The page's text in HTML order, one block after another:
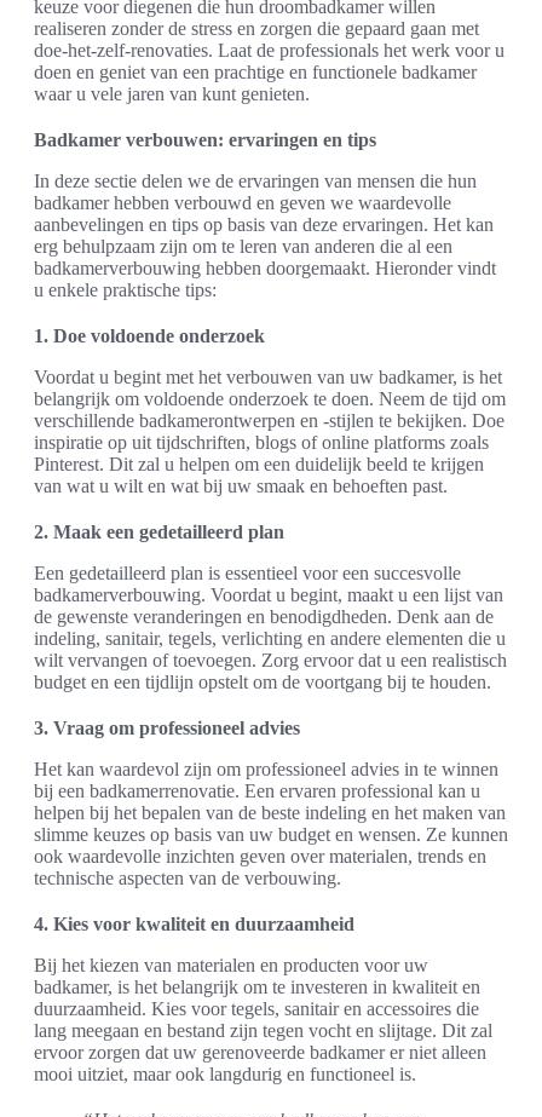
keuze voor diegenen die hun droombadkamer willen
realiseren zonder de stress en zorgen die gepaard gaan met
doe-het-zelf-renovaties. Laat de professionals het werk voor u
doen en geniet van een prachtige en functionele badkamer
waar u vele jaren van kunt genieten.
Badkamer verbouwen: ervaringen en tips
In deze sectie delen we de ervaringen van mensen die hun
badkamer hebben verbouwd en geven we waardevolle
aanbevelingen en tips op basis van deze ervaringen. Het kan
erg behulpzaam zijn om te leren van anderen die al een
badkamerverbouwing hebben doorgemaakt. Hieronder vindt
u enkele praktische tips:
1. Doe voldoende onderzoek
Voordat u begint met het verbouwen van uw badkamer, is het
belangrijk om voldoende onderzoek te doen. Neem de tijd om
verschillende badkamerontwerpen en -stijlen te bekijken. Doe
inspiratie op uit tijdschriften, blogs of online platforms zoals
Pinterest. Dit zal u helpen om een duidelijk beeld te krijgen
van wat u wilt en wat bij uw smaak en behoeften past.
2. Maak een gedetailleerd plan
Een gedetailleerd plan is essentieel voor een succesvolle
badkamerverbouwing. Voordat u begint, maakt u een lijst van
de gewenste veranderingen en benodigdheden. Denk aan de
indeling, sanitair, tegels, verlichting en andere elementen die u
wilt vervangen of toevoegen. Zorg ervoor dat u een realistisch
budget en een tijdlijn opstelt om de voortgang bij te houden.
3. Vraag om professioneel advies
Het kan waardevol zijn om professioneel advies in te winnen
bij een badkamerrenovatie. Een ervaren professional kan u
helpen bij het bepalen van de beste indeling en het maken van
slimme keuzes op basis van uw budget en wensen. Ze kunnen
ook waardevolle inzichten geven over materialen, trends en
technische aspecten van de verbouwing.
4. Kies voor kwaliteit en duurzaamheid
Bij het kiezen van materialen en producten voor uw
badkamer, is het belangrijk om te investeren in kwaliteit en
duurzaamheid. Kies voor tegels, sanitair en accessoires die
lang meegaan en bestand zijn tegen vocht en slijtage. Dit zal
ervoor zorgen dat uw gerenoveerde badkamer er niet alleen
mooi uitziet, maar ook langdurig en functioneel is.